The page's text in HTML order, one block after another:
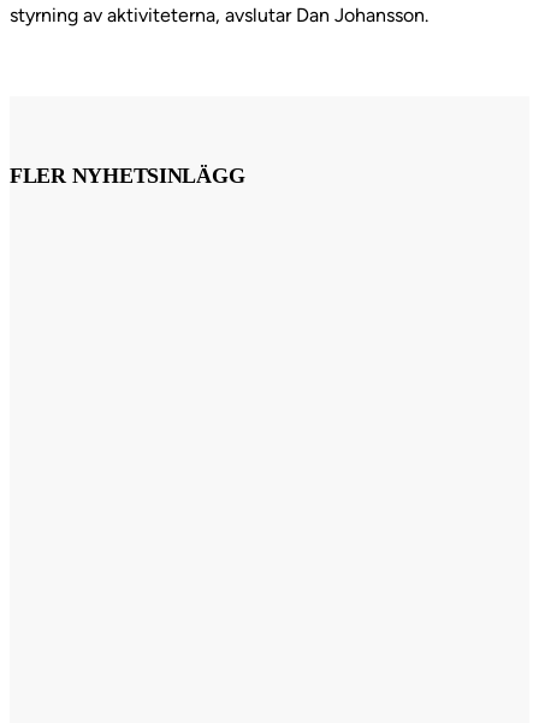
styrning av aktiviteterna, avslutar Dan Johansson.
FLER NYHETSINLÄGG